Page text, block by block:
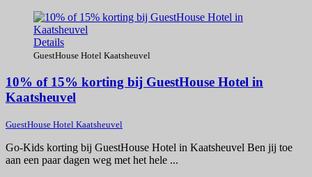
Details
GuestHouse Hotel Kaatsheuvel
10% of 15% korting bij GuestHouse Hotel in
Kaatsheuvel
GuestHouse Hotel Kaatsheuvel
Go-Kids korting bij GuestHouse Hotel in Kaatsheuvel Ben jij toe
aan een paar dagen weg met het hele ...